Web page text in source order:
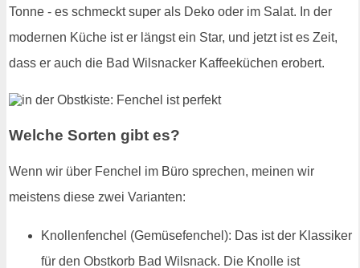
Tonne - es schmeckt super als Deko oder im Salat. In der
modernen Küche ist er längst ein Star, und jetzt ist es Zeit,
dass er auch die Bad Wilsnacker Kaffeeküchen erobert.
Welche Sorten gibt es?
Wenn wir über Fenchel im Büro sprechen, meinen wir
meistens diese zwei Varianten:
Knollenfenchel (Gemüsefenchel): Das ist der Klassiker
für den Obstkorb Bad Wilsnack. Die Knolle ist